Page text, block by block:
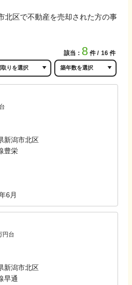
北区で不動産を売却された方の事
該当： 8 件 16 件
新潟市北区
豊栄
6月
円台
新潟市北区
早通